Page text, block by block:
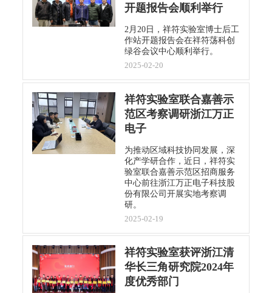
开题报告会顺利举行
2月20日，祥符实验室博士后工
作站开题报告会在祥符荡科创
绿谷会议中心顺利举行。
2025-02-20
祥符实验室联合嘉善示
范区考察调研浙江万正
电子
为推动区域科技协同发展，深
化产学研合作，近日，祥符实
验室联合嘉善示范区招商服务
中心前往浙江万正电子科技股
份有限公司开展实地考察调
研。
2025-02-19
祥符实验室获评浙江清
华长三角研究院2024年
度优秀部门